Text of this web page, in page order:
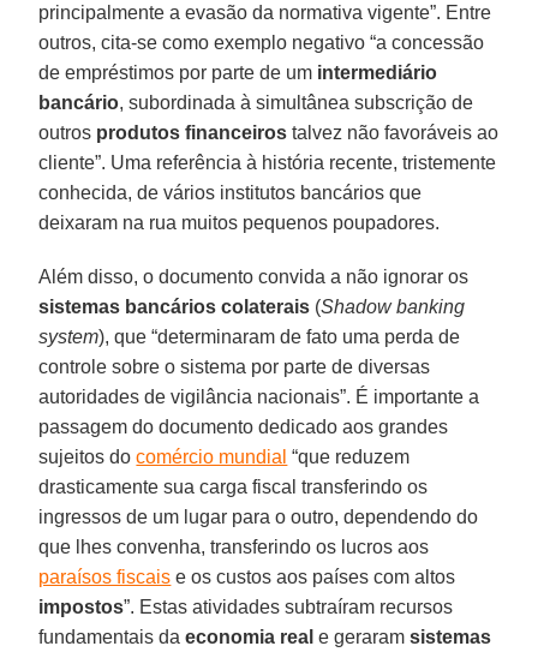
principalmente a evasão da normativa vigente”. Entre
outros, cita-se como exemplo negativo “a concessão
de empréstimos por parte de um intermediário
bancário, subordinada à simultânea subscrição de
outros produtos financeiros talvez não favoráveis ao
cliente”. Uma referência à história recente, tristemente
conhecida, de vários institutos bancários que
deixaram na rua muitos pequenos poupadores.
Além disso, o documento convida a não ignorar os
sistemas bancários colaterais (Shadow banking
system), que “determinaram de fato uma perda de
controle sobre o sistema por parte de diversas
autoridades de vigilância nacionais”. É importante a
passagem do documento dedicado aos grandes
sujeitos docomércio mundial “que reduzem
drasticamente sua carga fiscal transferindo os
ingressos de um lugar para o outro, dependendo do
que lhes convenha, transferindo os lucros aos
paraísos fiscais e os custos aos países com altos
impostos”. Estas atividades subtraíram recursos
fundamentais daeconomia real e geraram sistemas